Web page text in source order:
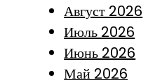
Август 2026
Июль 2026
Июнь 2026
Май 2026